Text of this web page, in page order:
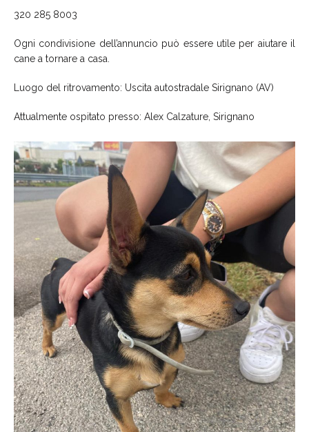
320 285 8003
Ogni condivisione dell’annuncio può essere utile per aiutare il
cane a tornare a casa.
Luogo del ritrovamento: Uscita autostradale Sirignano (AV)
Attualmente ospitato presso: Alex Calzature, Sirignano